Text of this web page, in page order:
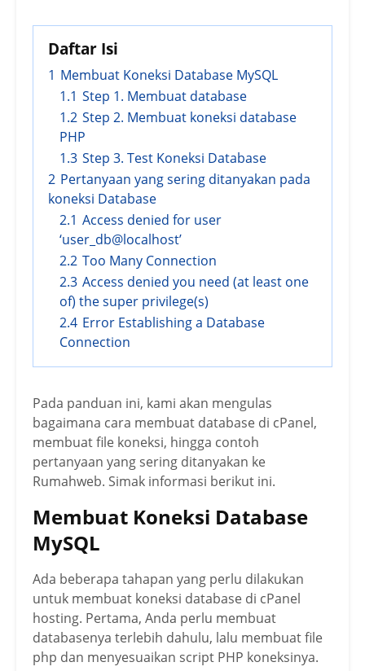
Daftar Isi
1 Membuat Koneksi Database MySQL
1.1 Step 1. Membuat database
1.2 Step 2. Membuat koneksi database
PHP
1.3 Step 3. Test Koneksi Database
2 Pertanyaan yang sering ditanyakan pada
koneksi Database
2.1 Access denied for user
‘user_db@localhost’
2.2 Too Many Connection
2.3 Access denied you need (at least one
of) the super privilege(s)
2.4 Error Establishing a Database
Connection
Pada panduan ini, kami akan mengulas
bagaimana cara membuat database di cPanel,
membuat file koneksi, hingga contoh
pertanyaan yang sering ditanyakan ke
Rumahweb. Simak informasi berikut ini.
Membuat Koneksi Database
MySQL
Ada beberapa tahapan yang perlu dilakukan
untuk membuat koneksi database di cPanel
hosting. Pertama, Anda perlu membuat
databasenya terlebih dahulu, lalu membuat file
php dan menyesuaikan script PHP koneksinya.